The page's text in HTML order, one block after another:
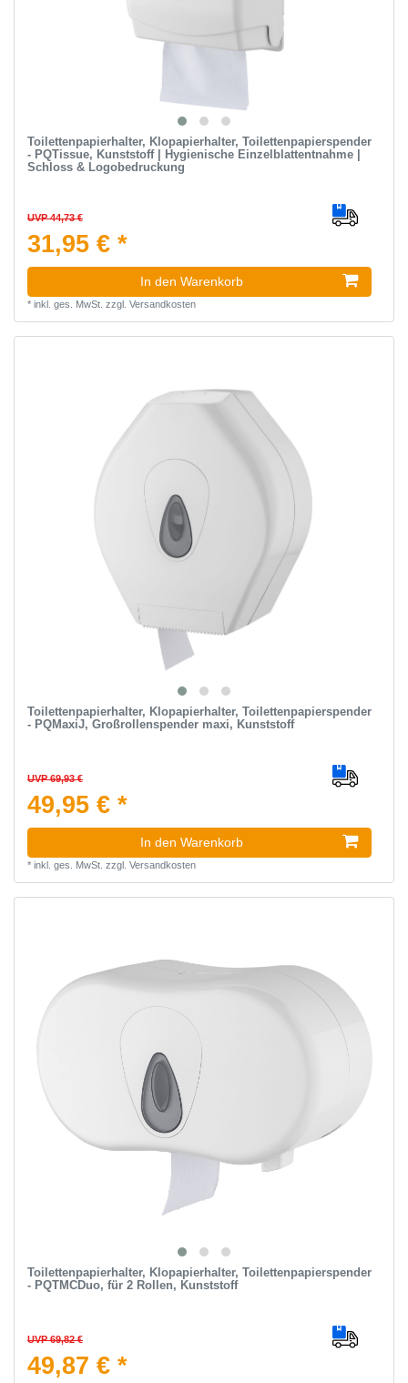
Toilettenpapierhalter, Klopapierhalter, Toilettenpapierspender
- PQTissue, Kunststoff | Hygienische Einzelblattentnahme |
Schloss & Logobedruckung
UVP 44,73 €
31,95 € *
In den Warenkorb
* inkl. ges. MwSt. zzgl. Versandkosten
Toilettenpapierhalter, Klopapierhalter, Toilettenpapierspender
- PQMaxiJ, Großrollenspender maxi, Kunststoff
UVP 69,93 €
49,95 € *
In den Warenkorb
* inkl. ges. MwSt. zzgl. Versandkosten
Toilettenpapierhalter, Klopapierhalter, Toilettenpapierspender
- PQTMCDuo, für 2 Rollen, Kunststoff
UVP 69,82 €
49,87 € *